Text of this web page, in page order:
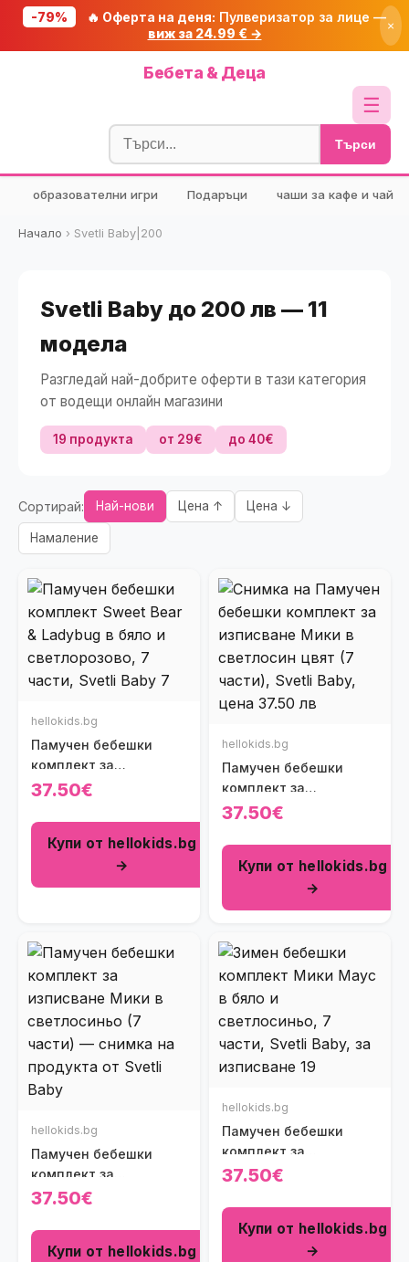
-79% 🔥 Оферта на деня: Пулверизатор за лице —
виж за 24.99 € →
×
Бебета & Деца
☰
Блог
🧮 Калкулатори
🔍 Намери продукт
Търси
образователни игри Подаръци чаши за кафе и чай
Начало › Svetli Baby|200
Svetli Baby до 200 лв — 11
модела
Разгледай най-добрите оферти в тази категория
от водещи онлайн магазини
19 продукта от 29€ до 40€
Сортирай: Най-нови Цена ↑ Цена ↓
Намаление
hellokids.bg
Памучен бебешки
комплект за
изписване Sweet Bear
светлорозово на
райенца (7 части)
37.50€
Купи от hellokids.bg
→
hellokids.bg
Памучен бебешки
комплект за
изписване Мики в
части)
37.50€
Купи от hellokids.bg
→
hellokids.bg
Памучен бебешки
комплект за
изписване Мики в
37.50€
Купи от hellokids.bg
hellokids.bg
Памучен бебешки
комплект за
изписване Мики Маус
на райенца (7 части)
37.50€
Купи от hellokids.bg
→